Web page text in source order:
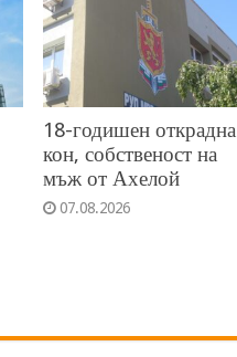
18-годишен открадна
кон, собственост на
мъж от Ахелой
07.08.2026